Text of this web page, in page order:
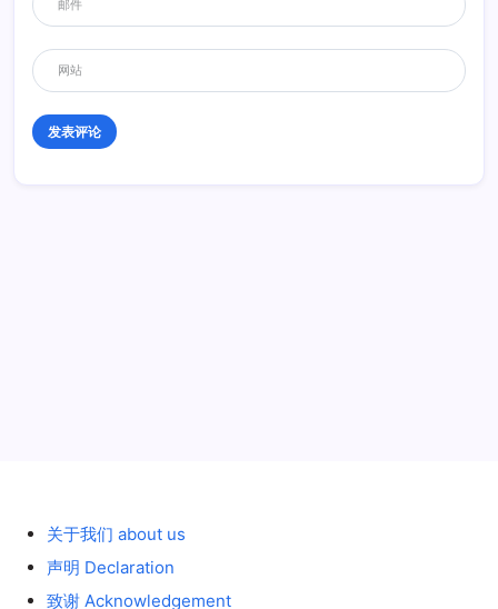
关于我们 about us
声明 Declaration
致谢 Acknowledgement